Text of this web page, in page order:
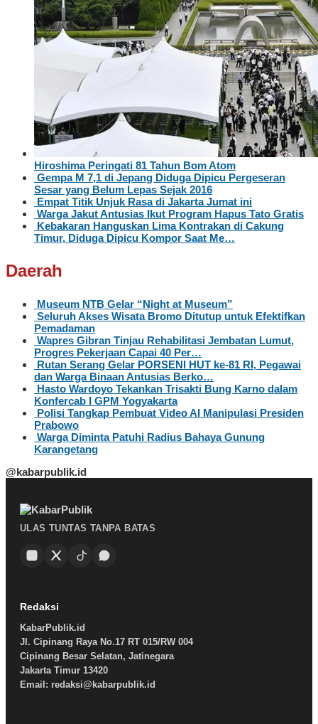
Hiroshima Peringati 81 Tahun Bom Atom
Gempa M 7,1 di Jepang Diduga Dipicu Pergeseran
Sesar yang Belum Lepas Sejak 2016
Empat Titik Unjuk Rasa di Jakarta Jumat ini
Warga Jakut Antusias Ikut Program Hapus Tato Gratis
Kebakaran Hanguskan Lima Kontrakan di Cakung
Timur, Diduga Dipicu Kompor Saat Me…
Daerah
Museum NTB Gelar “Night at Museum”
Seluruh Akses Wisata Bromo Ditutup untuk Efektifkan
Pemadaman
Wapres Gibran Tinjau Rehabilitasi Jembatan Lumut,
Progres Pekerjaan Capai 40 Per…
Rutan Serang Gelar PORSENI HUT ke-81 RI, Pegawai
dan Warga Binaan Antusias Berko…
Hasto Wardoyo Tekankan Trisakti Bung Karno dalam
Konfercab I GPM Yogyakarta
Polisi Tangkap Pembuat Video AI Manipulasi Presiden
Prabowo
Warga Diminta Patuhi Radius Bahaya Gunung
Karangetang
@kabarpublik.id
ULAS TUNTAS TANPA BATAS
Redaksi
KabarPublik.id
Jl. Cipinang Raya No.17 RT 015/RW 004
Cipinang Besar Selatan, Jatinegara
Jakarta Timur 13420
Email: redaksi@kabarpublik.id